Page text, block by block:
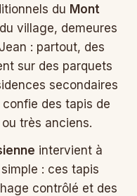
du Mont
village, demeures
: partout, des
sur des parquets
secondaires
des tapis de
très anciens.
intervient à
: ces tapis
contrôlé et des